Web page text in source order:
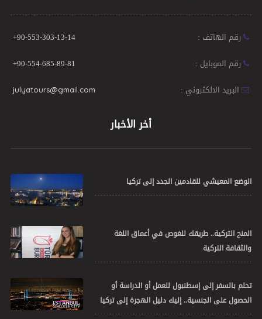
رقم الهاتف :
+90-553-303-13-14
رقم الموبايل :
+90-554-685-89-81
البريد الالكتروني :
julyatours@gmail.com
أخر الأخبار
الوضع المعيشي للقادمين الجدد إلى تركيا
المنح التركية.. طريقك للغوص في أعماق اللغة
والثقافة التركية
تحلم بالسفر إلى إسطنبول للعمل أو الدراسة أو
الحصول على الجنسية.. إليك دليل الهجرة إلى تركيا